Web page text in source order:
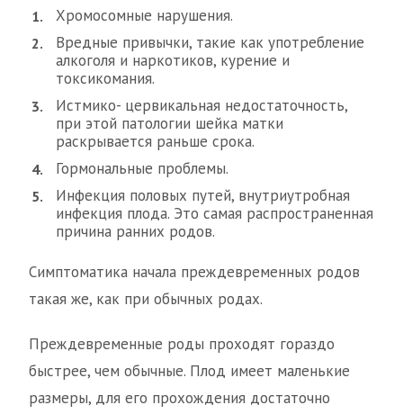
Хромосомные нарушения.
Вредные привычки, такие как употребление
алкоголя и наркотиков, курение и
токсикомания.
Истмико- цервикальная недостаточность,
при этой патологии шейка матки
раскрывается раньше срока.
Гормональные проблемы.
Инфекция половых путей, внутриутробная
инфекция плода. Это самая распространенная
причина ранних родов.
Симптоматика начала преждевременных родов
такая же, как при обычных родах.
Преждевременные роды проходят гораздо
быстрее, чем обычные. Плод имеет маленькие
размеры, для его прохождения достаточно